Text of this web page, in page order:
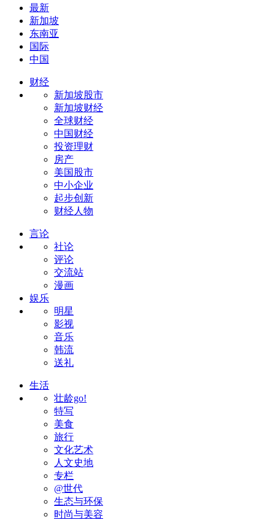
最新
新加坡
东南亚
国际
中国
财经
新加坡股市
新加坡财经
全球财经
中国财经
投资理财
房产
美国股市
中小企业
起步创新
财经人物
言论
社论
评论
交流站
漫画
娱乐
明星
影视
音乐
韩流
送礼
生活
壮龄go!
特写
美食
旅行
文化艺术
人文史地
专栏
@世代
生态与环保
时尚与美容